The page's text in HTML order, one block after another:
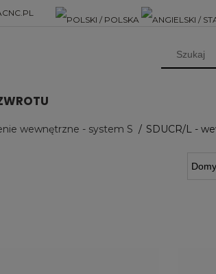
wewnętrzne - system S SDUCR/L -